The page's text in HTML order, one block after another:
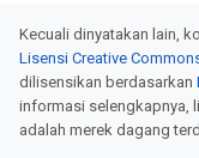
Kecuali dinyatakan lain,
Lisensi Creative
dilisensikan berdasarkan
informasi selengkapnya,
adalah merek dagang